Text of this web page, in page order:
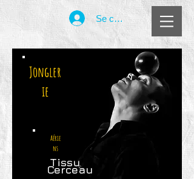
Se connecter
Jongler
ie
Aérie
ns
Tissu
Cerceau